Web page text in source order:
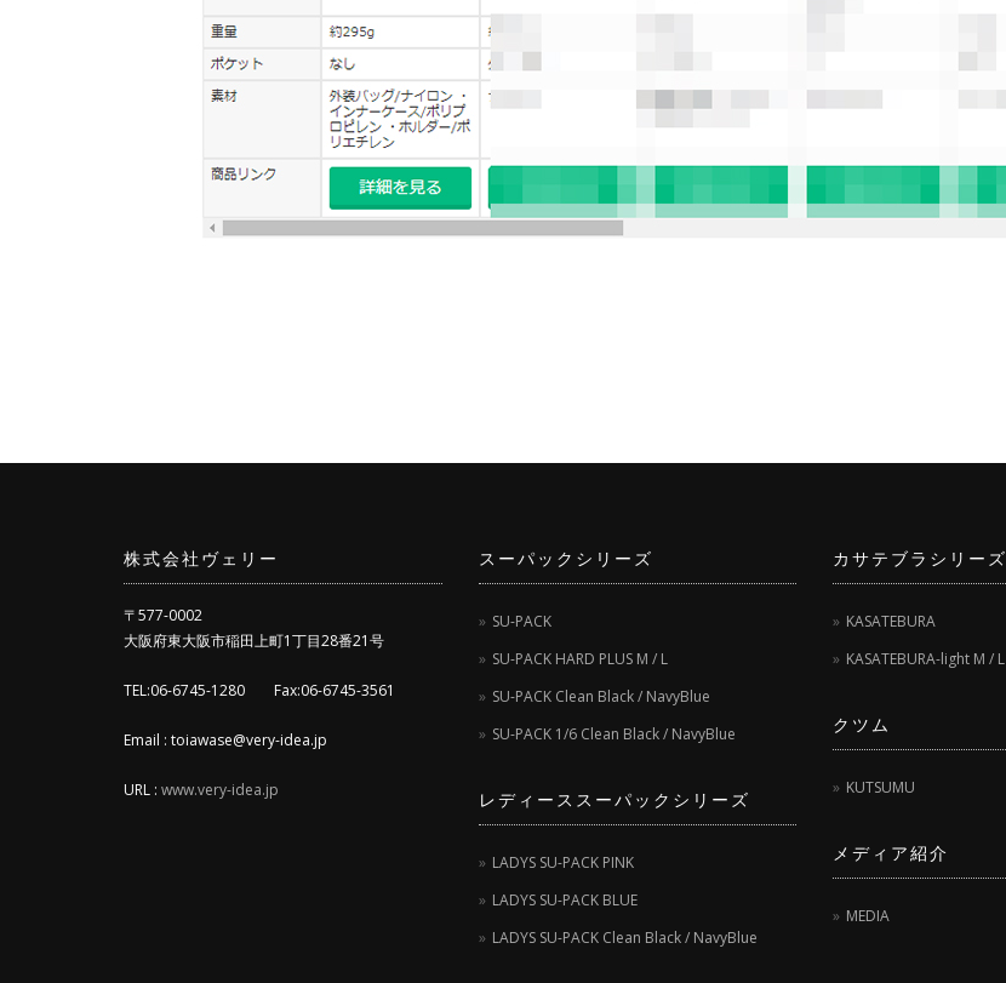
株式会社ヴェリー
〒577-0002
大阪府東大阪市稲田上町1丁目28番21号
TEL:06-6745-1280 Fax:06-6745-3561
Email : toiawase@very-idea.jp
URL : www.very-idea.jp
スーパックシリーズ
SU-PACK
SU-PACK HARD PLUS M / L
SU-PACK Clean Black / NavyBlue
SU-PACK 1/6 Clean Black / NavyBlue
レディーススーパックシリーズ
LADYS SU-PACK PINK
LADYS SU-PACK BLUE
LADYS SU-PACK Clean Black / NavyBlue
カサテブラシリーズ
KASATEBURA
KASATEBURA-light M / L
クツム
KUTSUMU
メディア紹介
MEDIA